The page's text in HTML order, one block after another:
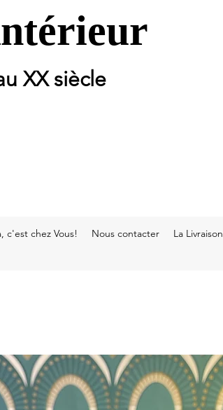
XX siècle
c'est chez Vous! Nous contacter La Livraison